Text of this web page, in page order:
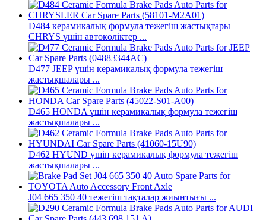
D484 керамикалық формула тежегіш жастықтары
CHRYS үшін автокөліктер ...
D477 JEEP үшін керамикалық формула тежегіш
жастықшалары ...
D465 HONDA үшін керамикалық формула тежегіш
жастықшалары ...
D462 HYUND үшін керамикалық формула тежегіш
жастықшалары ...
J04 665 350 40 тежегіш тақталар жиынтығы ...